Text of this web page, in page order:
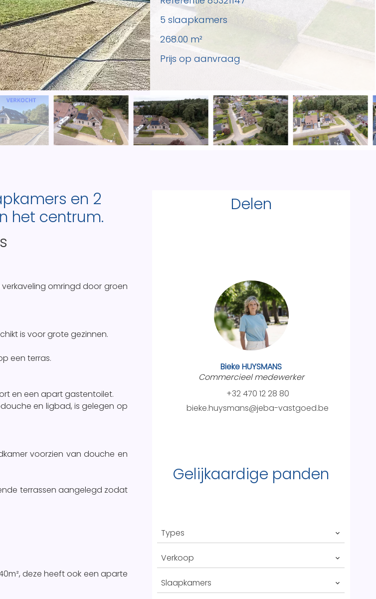
5 slaapkamers
268.00 m²
Prijs op aanvraag
en 2
het centrum.
omringd door groen
is voor grote gezinnen.
een terras.
en een apart gastentoilet.
en ligbad, is gelegen op
voorzien van douche en
terrassen aangelegd zodat
deze heeft ook een aparte
Delen
Bieke HUYSMANS
Commercieel medewerker
+32 470 12 28 80
bieke.huysmans@jeba-vastgoed.be
Gelijkaardige panden
Types
Verkoop
Slaapkamers